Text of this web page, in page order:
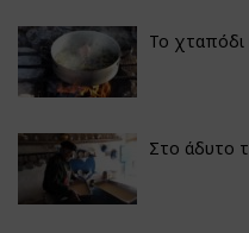
Το χταπόδι
Στο άδυτο